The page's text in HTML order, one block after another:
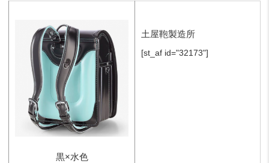
黒×水色
土屋鞄製造所
[st_af id="32173"]